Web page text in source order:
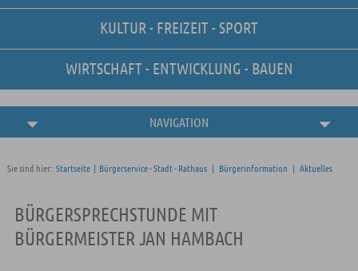
KULTUR - FREIZEIT - SPORT
WIRTSCHAFT - ENTWICKLUNG - BAUEN
Amtliche
Bekanntmachungen
NAVIGATION
Sie sind hier: Startseite | Bürgerservice - Stadt - Rathaus | Bürgerinformation | Aktuelles
BÜRGERSPRECHSTUNDE MIT
BÜRGERMEISTER JAN HAMBACH